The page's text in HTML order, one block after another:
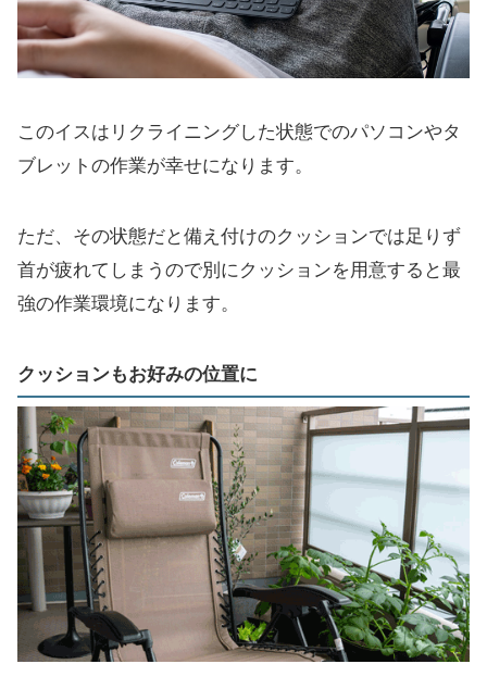
このイスはリクライニングした状態でのパソコンやタ
ブレットの作業が幸せになります。
ただ、その状態だと備え付けのクッションでは足りず
首が疲れてしまうので別にクッションを用意すると最
強の作業環境になります。
クッションもお好みの位置に